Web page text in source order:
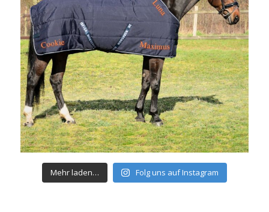
Mehr laden… Folg uns auf Instagram